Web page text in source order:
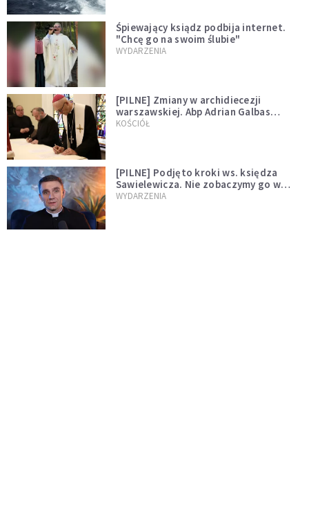
Śpiewający ksiądz podbija internet.
"Chcę go na swoim ślubie"
WYDARZENIA
[PILNE] Zmiany w archidiecezji
warszawskiej. Abp Adrian Galbas
wręczył dekrety nowym proboszczom
KOŚCIÓŁ
[PILNE] Podjęto kroki ws. księdza
Sawielewicza. Nie zobaczymy go w
mediach
WYDARZENIA